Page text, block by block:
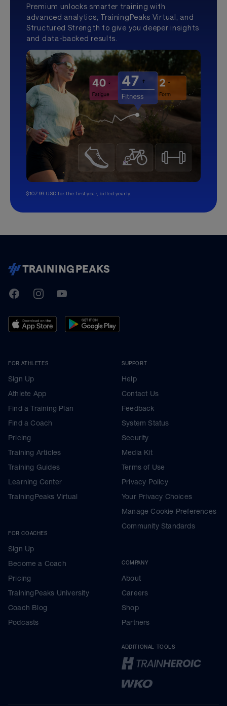
Premium unlocks smarter training with
advanced analytics, TrainingPeaks Virtual, and
Structured Strength to give you deeper insights
and data-backed results.
$107.99 USD for the first year, billed yearly.
TrainingPeaks
FacebookInstagramYoutube
FOR ATHLETES
Sign Up
Athlete App
Find a Training Plan
Find a Coach
Pricing
Training Articles
Training Guides
Learning Center
TrainingPeaks Virtual
FOR COACHES
Sign Up
Become a Coach
Pricing
TrainingPeaks University
Coach Blog
Podcasts
SUPPORT
Help
Contact Us
Feedback
System Status
Security
Media Kit
Terms of Use
Privacy Policy
Your Privacy Choices
Manage Cookie Preferences
Community Standards
COMPANY
About
Careers
Shop
Partners
ADDITIONAL TOOLS